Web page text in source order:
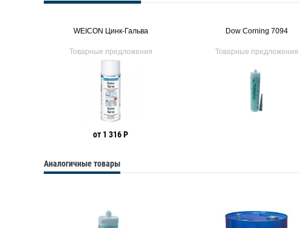
WEICON Цинк-Гальва
Товарные предложения
от 1 316 Р
Dow Corning 7094
Товарные предложения
Аналогичные товары